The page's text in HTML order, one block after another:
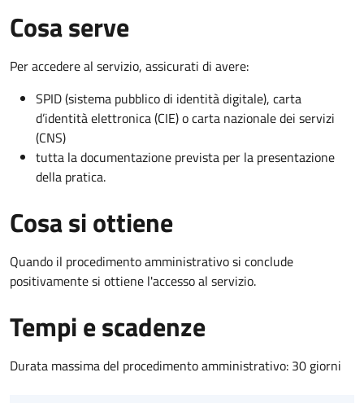
Cosa serve
Per accedere al servizio, assicurati di avere:
SPID (sistema pubblico di identità digitale), carta
d’identità elettronica (CIE) o carta nazionale dei servizi
(CNS)
tutta la documentazione prevista per la presentazione
della pratica.
Cosa si ottiene
Quando il procedimento amministrativo si conclude
positivamente si ottiene l'accesso al servizio.
Tempi e scadenze
Durata massima del procedimento amministrativo: 30 giorni